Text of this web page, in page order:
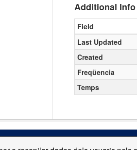
Additional Info
Field
Last Updated
Created
Freqüencia
Temps